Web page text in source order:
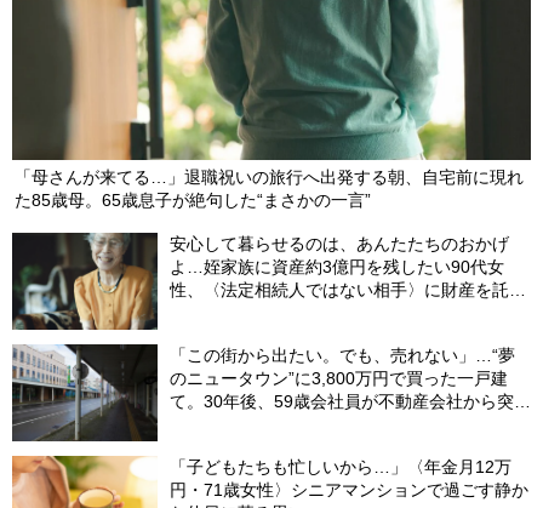
「母さんが来てる…」退職祝いの旅行へ出発する朝、自宅前に現れ
た85歳母。65歳息子が絶句した“まさかの一言”
安心して暮らせるのは、あんたたちのおかげ
よ…姪家族に資産約3億円を残したい90代女
性、〈法定相続人ではない相手〉に財産を託せ
「この街から出たい。でも、売れない」…“夢
のニュータウン”に3,800万円で買った一戸建
て。30年後、59歳会社員が不動産会社から突き
「子どもたちも忙しいから…」〈年金月12万
円・71歳女性〉シニアマンションで過ごす静か